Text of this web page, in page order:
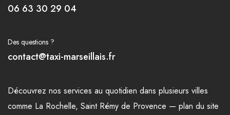
06 63 30 29 04
Des questions ?
contact@taxi-marseillais.fr
Découvrez nos services au quotidien dans plusieurs villes
comme La Rochelle, Saint Rémy de Provence — plan du site